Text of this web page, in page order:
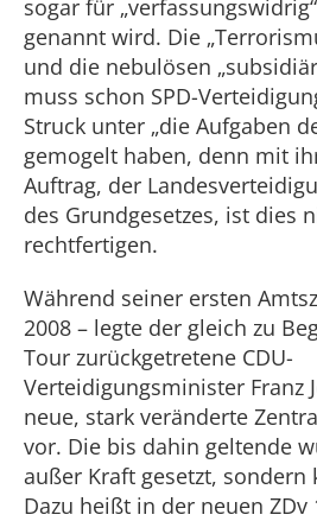
sogar für
genannt wird. Die
und die nebulösen
muss schon SPD-
Struck unter „die Aufgaben
gemogelt haben, denn mit
Auftrag, der
des Grundgesetzes, ist dies
rechtfertigen.
Während seiner ersten
2008 – legte der gleich zu
Tour zurückgetretene CDU-
Verteidigungsminister Franz
neue, stark veränderte
vor. Die bis dahin geltende
außer Kraft gesetzt,
Dazu heißt in der neuen ZDv